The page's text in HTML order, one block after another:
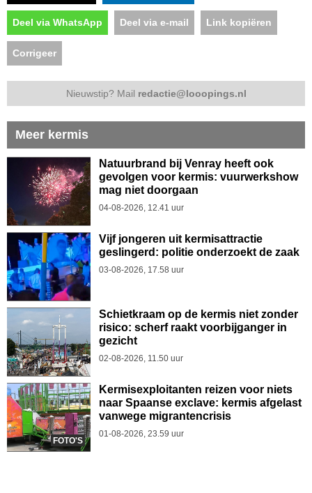
Deel via WhatsApp Deel via e-mail Link kopiëren
Corrigeer
Nieuwstip? Mail redactie@looopings.nl
Meer kermis
Natuurbrand bij Venray heeft ook
gevolgen voor kermis: vuurwerkshow
mag niet doorgaan
04-08-2026, 12.41 uur
Vijf jongeren uit kermisattractie
geslingerd: politie onderzoekt de zaak
03-08-2026, 17.58 uur
Schietkraam op de kermis niet zonder
risico: scherf raakt voorbijganger in
gezicht
02-08-2026, 11.50 uur
FOTO'S
Kermisexploitanten reizen voor niets
naar Spaanse exclave: kermis afgelast
vanwege migrantencrisis
01-08-2026, 23.59 uur